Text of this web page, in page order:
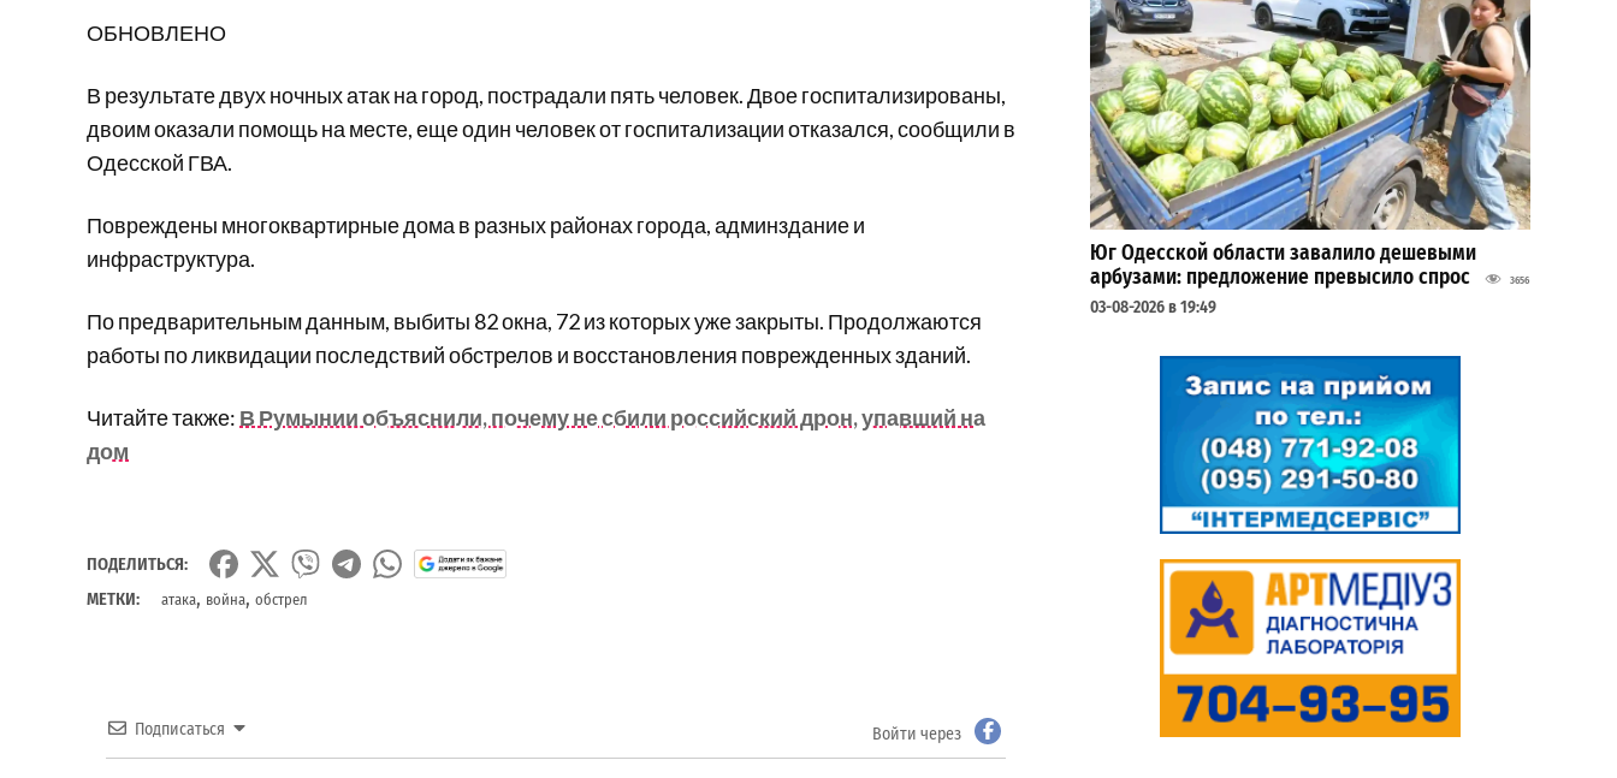
ОБНОВЛЕНО
В результате двух ночных атак на город, пострадали пять человек. Двое госпитализированы,
двоим оказали помощь на месте, еще один человек от госпитализации отказался, сообщили в
Одесской ГВА.
Повреждены многоквартирные дома в разных районах города, админздание и
инфраструктура.
По предварительным данным, выбиты 82 окна, 72 из которых уже закрыты. Продолжаются
работы по ликвидации последствий обстрелов и восстановления поврежденных зданий.
Читайте также: В Румынии объяснили, почему не сбили российский дрон, упавший на
дом
ПОДЕЛИТЬСЯ:
МЕТКИ:
атака, война, обстрел
Подписаться Войти через
Юг Одесской области завалило дешевыми
арбузами: предложение превысило спрос
3656
03-08-2026 в 19:49